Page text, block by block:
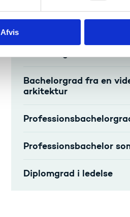
Afvis
Eksempler på
Bachelorgrad fra en
arkitektur
Professionsbachelor
Diplomgrad i ledelse